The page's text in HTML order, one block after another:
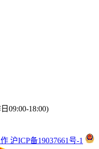
09:00-18:00)
沪ICP备19037661号-1